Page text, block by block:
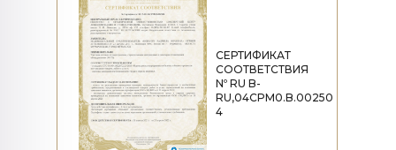
СЕРТИФИКАТ
СООТВЕТСТВИЯ
Nº RU B-
RU,04CPM0.B.00250
4